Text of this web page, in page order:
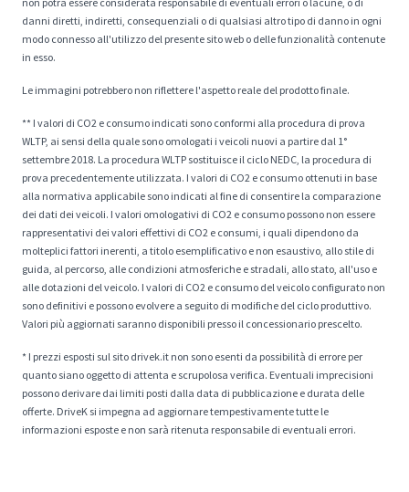
danni diretti, indiretti, consequenziali o di qualsiasi altro tipo di danno in ogni
modo connesso all'utilizzo del presente sito web o delle funzionalità contenute
in esso.
Le immagini potrebbero non riflettere l'aspetto reale del prodotto finale.
** I valori di CO2 e consumo indicati sono conformi alla procedura di prova
WLTP, ai sensi della quale sono omologati i veicoli nuovi a partire dal 1°
settembre 2018. La procedura WLTP sostituisce il ciclo NEDC, la procedura di
prova precedentemente utilizzata. I valori di CO2 e consumo ottenuti in base
alla normativa applicabile sono indicati al fine di consentire la comparazione
dei dati dei veicoli. I valori omologativi di CO2 e consumo possono non essere
rappresentativi dei valori effettivi di CO2 e consumi, i quali dipendono da
molteplici fattori inerenti, a titolo esemplificativo e non esaustivo, allo stile di
guida, al percorso, alle condizioni atmosferiche e stradali, allo stato, all'uso e
alle dotazioni del veicolo. I valori di CO2 e consumo del veicolo configurato non
sono definitivi e possono evolvere a seguito di modifiche del ciclo produttivo.
Valori più aggiornati saranno disponibili presso il concessionario prescelto.
* I prezzi esposti sul sito drivek.it non sono esenti da possibilità di errore per
quanto siano oggetto di attenta e scrupolosa verifica. Eventuali imprecisioni
possono derivare dai limiti posti dalla data di pubblicazione e durata delle
offerte. DriveK si impegna ad aggiornare tempestivamente tutte le
informazioni esposte e non sarà ritenuta responsabile di eventuali errori.